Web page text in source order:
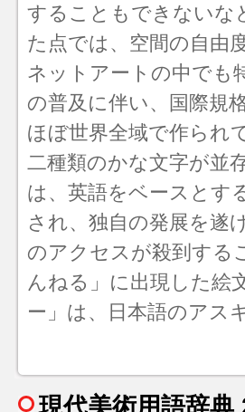
することもできないな
た点では、空間の自由
ネットアートの中でも
の普及に伴い、国際規
ほぼ世界全域で作られ
二種類のかな文字が並
は、英語をベースとす
され、独自の発展を遂
のアクセスが殺到する
んねる」に出現した絵
ー」は、日本語のアス
現代美術用語辞典